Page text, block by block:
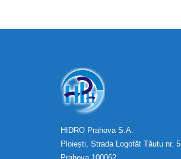
HIDRO Prahova S.A.
Ploiești, Strada Logofăt Tăutu nr. 5